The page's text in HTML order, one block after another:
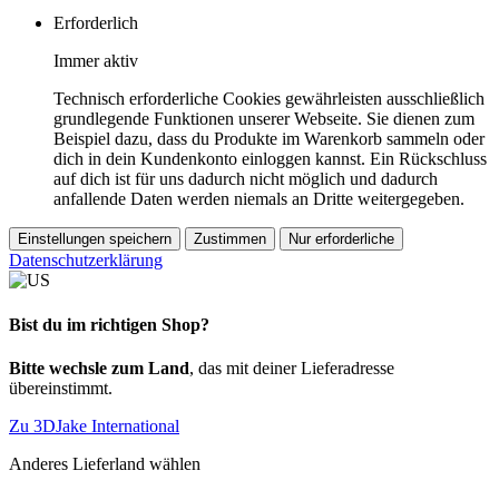
Erforderlich
Immer aktiv
Technisch erforderliche Cookies gewährleisten ausschließlich
grundlegende Funktionen unserer Webseite. Sie dienen zum
Beispiel dazu, dass du Produkte im Warenkorb sammeln oder
dich in dein Kundenkonto einloggen kannst. Ein Rückschluss
auf dich ist für uns dadurch nicht möglich und dadurch
anfallende Daten werden niemals an Dritte weitergegeben.
Einstellungen speichern Zustimmen Nur erforderliche
Datenschutzerklärung
Bist du im richtigen Shop?
Bitte wechsle zum Land, das mit deiner Lieferadresse
übereinstimmt.
Zu 3DJake International
Anderes Lieferland wählen